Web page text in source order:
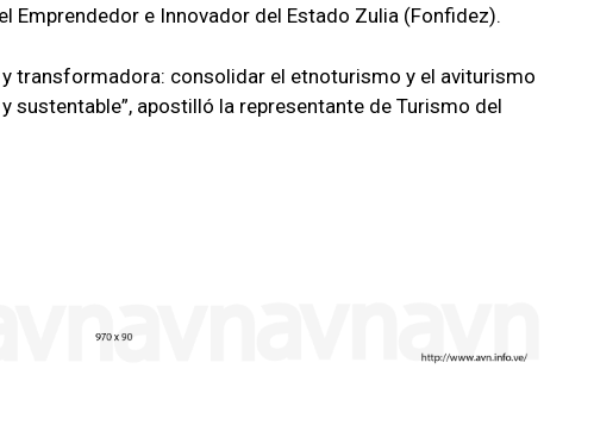
Emprendedor e Innovador del Estado Zulia (Fonfidez).
y transformadora: consolidar el etnoturismo y el aviturismo
sustentable”, apostilló la representante de Turismo del